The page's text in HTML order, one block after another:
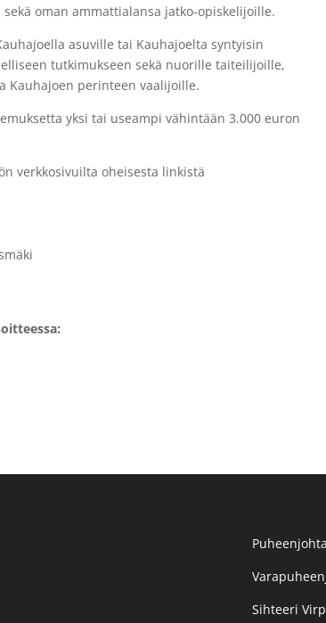
oman ammattialansa jatko-opiskelijoille.
asuville tai Kauhajoelta syntyisin
tutkimukseen sekä nuorille taiteilijoille,
Kauhajoen perinteen vaalijoille.
yksi tai useampi vähintään 3.000 euron
verkkosivuilta oheisesta linkistä
Sihteeri